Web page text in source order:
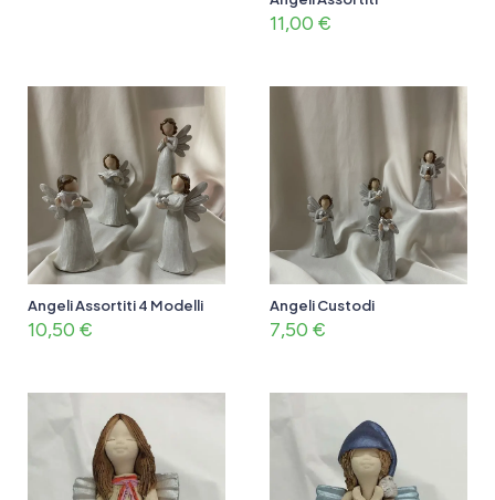
11,00 €
Angeli Assortiti 4 Modelli
10,50 €
Angeli Custodi
7,50 €